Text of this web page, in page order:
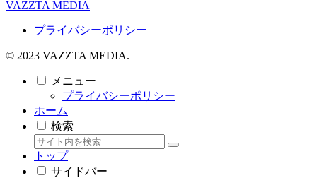
VAZZTA MEDIA
プライバシーポリシー
© 2023 VAZZTA MEDIA.
メニュー
プライバシーポリシー
ホーム
検索
トップ
サイドバー